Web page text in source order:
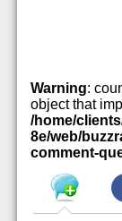
Warning:
object that
/home/
8e/web/
comment-